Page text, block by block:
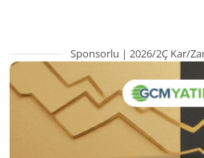
Sponsorlu | 2026/2Ç Kar/